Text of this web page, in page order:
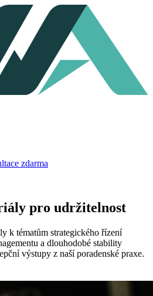
zdarma
pro udržitelnost
k tématům strategického řízení
a dlouhodobé stability
výstupy z naší poradenské praxe.